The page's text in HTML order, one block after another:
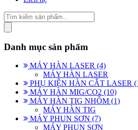
Danh mục sản phẩm
MÁY HÀN LASER (4)
MÁY HÀN LASER
PHỤ KIỆN HÀN CẮT LASER
MÁY HÀN MIG/CO2 (10)
MÁY HÀN TIG NHÔM (1)
MÁY HÀN TIG
MÁY PHUN SƠN (7)
MÁY PHUN SƠN